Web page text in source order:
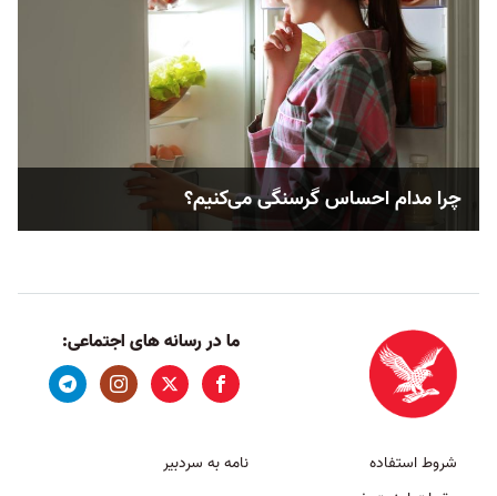
چرا مدام احساس گرسنگی می‌کنیم؟
ما در رسانه های اجتماعی:
شروط استفاده
نامه به سردبیر